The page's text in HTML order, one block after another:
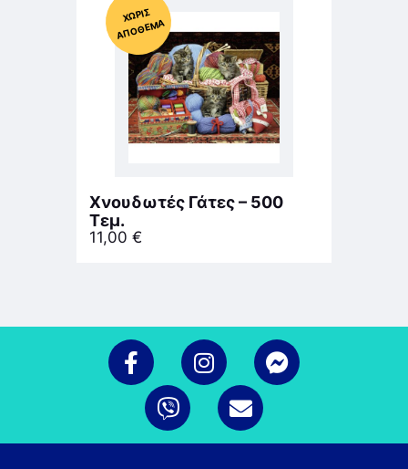
Χ
ΩΡΊΣ
Α
Π
Ό
ΘΕ
ΜΑ
Χνουδωτές Γάτες – 500
Τεμ.
11,00 €